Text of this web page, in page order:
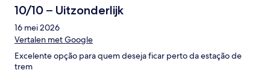
10/10 – Uitzonderlijk
16 mei 2026
Vertalen met Google
Excelente opção para quem deseja ficar perto da estação de
trem